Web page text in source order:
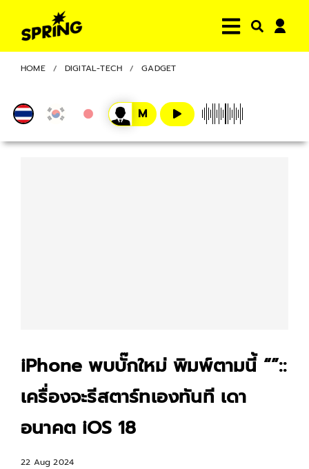
HOME DIGITAL-TECH GADGET
iPhone พบบั๊กใหม่ พิมพ์ตามนี้ “”::
เครื่องจะรีสตาร์ทเองทันที เดา
อนาคต iOS 18
22 Aug 2024